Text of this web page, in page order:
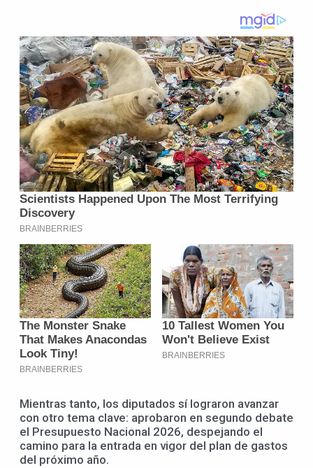
Mientras tanto, los diputados sí lograron avanzar
con otro tema clave: aprobaron en segundo debate
el Presupuesto Nacional 2026, despejando el
camino para la entrada en vigor del plan de gastos
del próximo año.